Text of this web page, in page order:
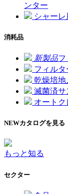
ンター
シャー
消耗品
新製品フ
フィル
乾燥培地
滅菌済サ
オートク
NEWカタログを見る
もっと知る
セクター